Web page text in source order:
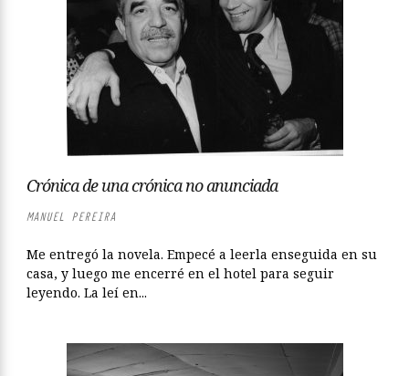
Crónica de una crónica no anunciada
MANUEL PEREIRA
Me entregó la novela. Empecé a leerla enseguida en su
casa, y luego me encerré en el hotel para seguir
leyendo. La leí en...